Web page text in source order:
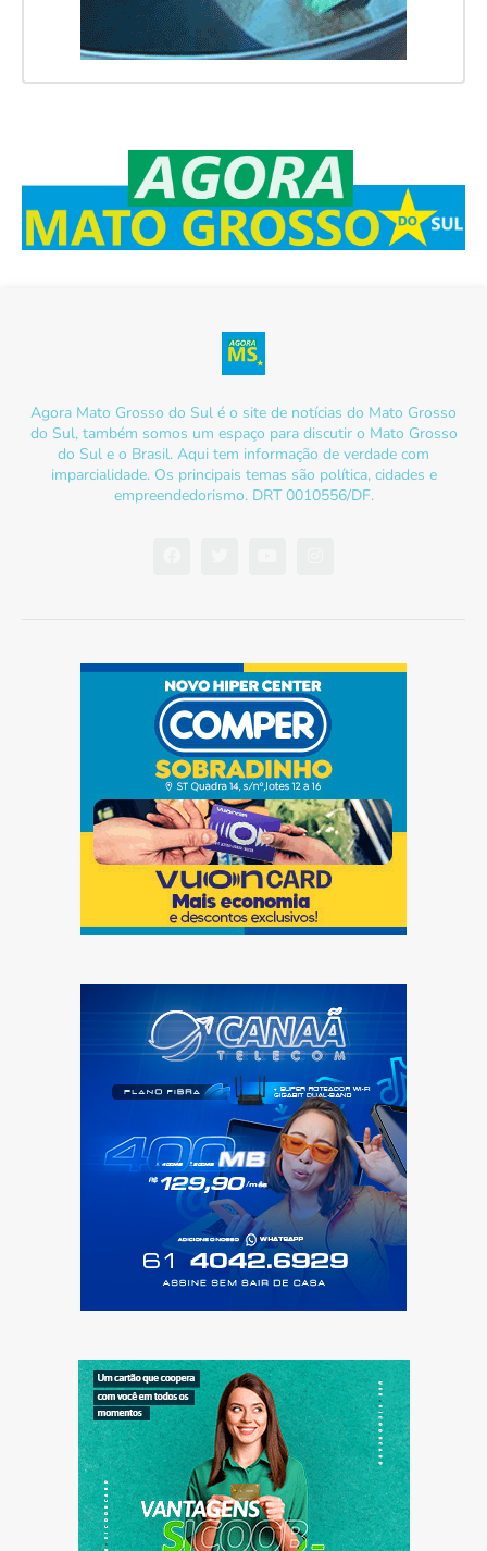
Agora Mato Grosso do Sul é o site de notícias do Mato Grosso
do Sul, também somos um espaço para discutir o Mato Grosso
do Sul e o Brasil. Aqui tem informação de verdade com
imparcialidade. Os principais temas são política, cidades e
empreendedorismo. DRT 0010556/DF.